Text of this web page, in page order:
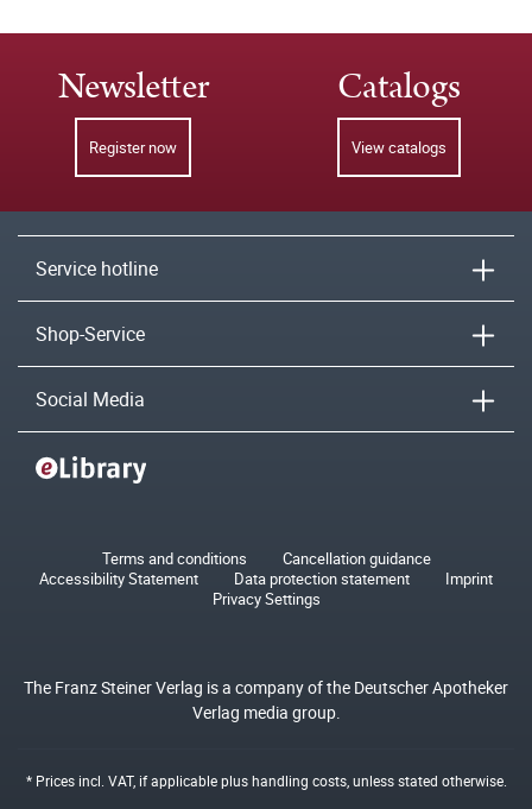
Newsletter
Register now
Catalogs
View catalogs
Service hotline
Shop-Service
Social Media
Terms and conditions
Cancellation guidance
Accessibility Statement
Data protection statement
Imprint
Privacy Settings
The Franz Steiner Verlag is a company of the Deutscher Apotheker
Verlag media group.
* Prices incl. VAT, if applicable plushandling costs, unless stated otherwise.